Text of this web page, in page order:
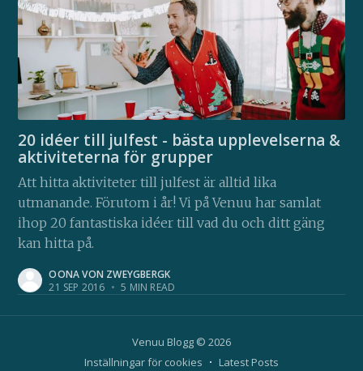
20 idéer till julfest - bästa upplevelserna &
aktiviteterna för grupper
Att hitta aktiviteter till julfest är alltid lika
utmanande. Förutom i år! Vi på Venuu har samlat
ihop 20 fantastiska idéer till vad du och ditt gäng
kan hitta på.
OONA VON ZWEYGBERGK
21 SEP 2016 • 5 MIN READ
Venuu Blogg © 2026
Inställningar för cookies
Latest Posts